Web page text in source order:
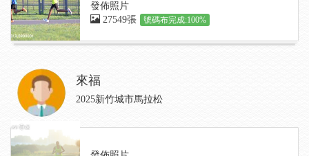
發佈照片
27549張
號碼布完成:100%
來福
2025新竹城市馬拉松